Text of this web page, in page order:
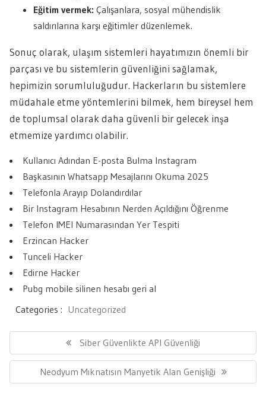
Eğitim vermek: Çalışanlara, sosyal mühendislik
saldırılarına karşı eğitimler düzenlemek.
Sonuç olarak, ulaşım sistemleri hayatımızın önemli bir
parçası ve bu sistemlerin güvenliğini sağlamak,
hepimizin sorumluluğudur. Hackerların bu sistemlere
müdahale etme yöntemlerini bilmek, hem bireysel hem
de toplumsal olarak daha güvenli bir gelecek inşa
etmemize yardımcı olabilir.
Kullanıcı Adından E-posta Bulma Instagram
Başkasının Whatsapp Mesajlarını Okuma 2025
Telefonla Arayıp Dolandırdılar
Bir Instagram Hesabının Nerden Açıldığını Öğrenme
Telefon IMEI Numarasından Yer Tespiti
Erzincan Hacker
Tunceli Hacker
Edirne Hacker
Pubg mobile silinen hesabı geri al
Categories : Uncategorized
Previous
Post:
Siber Güvenlikte API Güvenliği
Next
Post:
Neodyum Mıknatısın Manyetik Alan Genişliği